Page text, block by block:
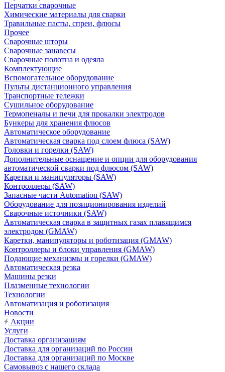
Перчатки сварочные
Химические материалы для сварки
Травильные пасты, спреи, флюсы
Прочее
Сварочные шторы
Сварочные занавесы
Сварочные полотна и одеяла
Комплектующие
Вспомогательное оборудование
Пульты дистанционного управления
Транспортные тележки
Сушильное оборудование
Термопеналы и печи для прокалки электродов
Бункеры для хранения флюсов
Автоматическое оборудование
Автоматическая сварка под слоем флюса (SAW)
Головки и горелки (SAW)
Дополнительные оснащение и опции для оборудования
автоматической сварки под флюсом (SAW)
Каретки и манипуляторы (SAW)
Контроллеры (SAW)
Запасные части Automation (SAW)
Оборудование для позиционирования изделий
Сварочные источники (SAW)
Автоматическая сварка в защитных газах плавящимся
электродом (GMAW)
Каретки, манипуляторы и роботизация (GMAW)
Контроллеры и блоки управления (GMAW)
Подающие механизмы и горелки (GMAW)
Автоматическая резка
Машины резки
Плазменные технологии
Технологии
Автоматизация и роботизация
Новости
Акции
Услуги
Доставка организациям
Доставка для организаций по России
Доставка для организаций по Москве
Самовывоз с нашего склада